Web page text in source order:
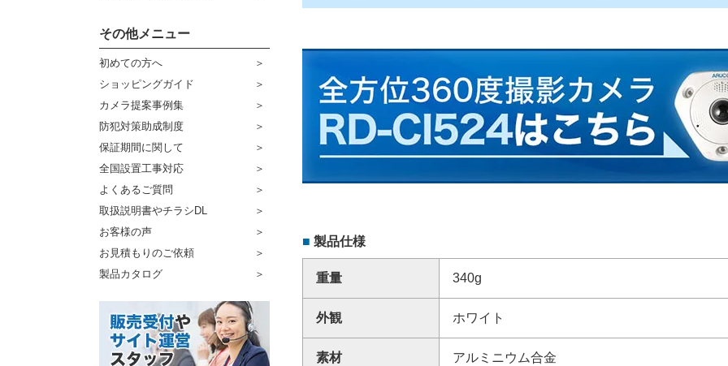
その他メニュー
初めての方へ
ショッピングガイド
カメラ提案事例集
防犯対策助成制度
保証期間に関して
全国設置工事対応
よくあるご質問
取扱説明書やチラシDL
お客様の声
お見積もりのご依頼
製品カタログ
製品仕様
重量 340g
外観 ホワイト
素材 アルミニウム合金